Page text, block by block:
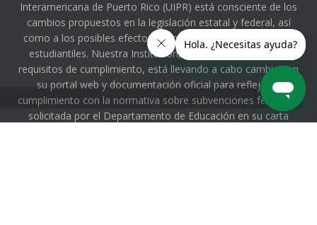
Interamericana de Puerto Rico (UIPR) está consciente de los
cambios propuestos en la legislación estatal y federal, así
como a los posibles efectos en los procesos académicos y
estudiantiles. Nuestra Institución, comprometida con los
requisitos de cumplimiento, está llevando a cabo cambios en
su portal web y documentación oficial para reflejar el
cumplimiento con la normativa sobre subvenciones federales
solicitada por el Departamento de Educación en su carta